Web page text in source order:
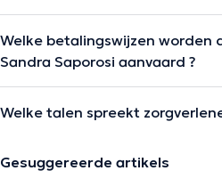
Welke betalingswijzen worden
Sandra Saporosi aanvaard ?
Welke talen spreekt
Gesuggereerde artikels